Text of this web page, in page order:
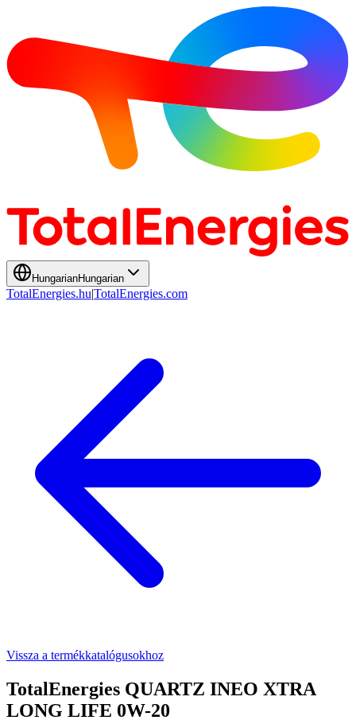
HungarianHungarian
TotalEnergies.hu|TotalEnergies.com
Vissza a termékkatalógusokhoz
TotalEnergies QUARTZ INEO XTRA
LONG LIFE 0W-20